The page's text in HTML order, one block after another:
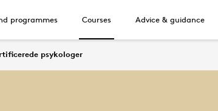
programmes Courses Advice & guidance
psykologer